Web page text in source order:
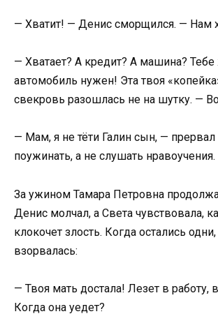
— Хватит! — Денис сморщился. — Нам
— Хватает? А кредит? А машина?
автомобиль нужен! Эта твоя
свекровь разошлась не на шутку. —
— Мам, я не тёти Галин сын, —
поужинать, а не слушать нравоучения.
За ужином Тамара Петровна
Денис молчал, а Света чувствовала,
клокочет злость. Когда остались
взорвалась:
— Твоя мать достала! Лезет в работу,
Когда она уедет?